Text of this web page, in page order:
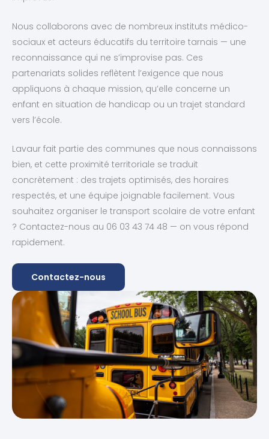
Nous collaborons avec de nombreux instituts médico-
sociaux et acteurs éducatifs du territoire tarnais — une
reconnaissance qui ne s’improvise pas. Ces
partenariats solides reflètent l’exigence que nous
appliquons à chaque mission, qu’elle concerne un
enfant en situation de handicap ou un trajet standard
vers l’école.
Lavaur fait partie des communes que nous connaissons
bien, et cette proximité territoriale se traduit
concrètement : des trajets optimisés, des horaires
respectés, et une équipe joignable facilement. Vous
souhaitez organiser le transport scolaire de votre enfant
? Contactez-nous au 06 03 43 74 48 — on vous répond
rapidement.
Contactez-nous